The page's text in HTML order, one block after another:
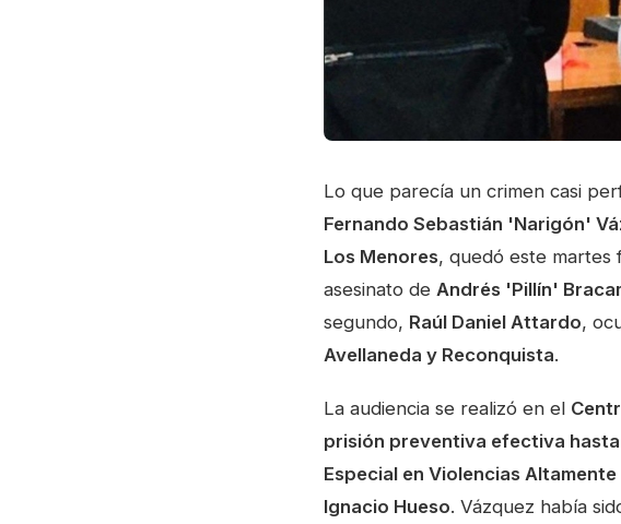
Lo que parecía un crimen casi
Fernando Sebastián 'Narigón'
Los Menores, quedó este martes
asesinato de Andrés 'Pillín'
segundo, Raúl Daniel Attardo,
Avellaneda y Reconquista.
La audiencia se realizó en el
prisión preventiva efectiva hasta
Especial en Violencias Altamente
Ignacio Hueso. Vázquez había